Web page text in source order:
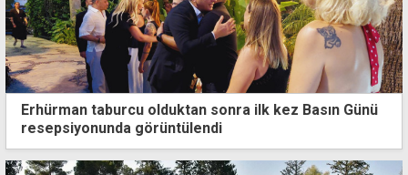
Erhürman taburcu olduktan sonra ilk kez Basın Günü
resepsiyonunda görüntülendi